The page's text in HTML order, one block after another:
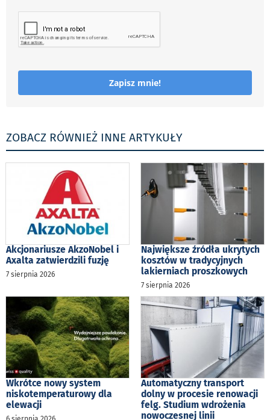
Zapisz mnie!
ZOBACZ RÓWNIEŻ INNE ARTYKUŁY
Akcjonariusze AkzoNobel i
Axalta zatwierdzili fuzję
7 sierpnia 2026
Największe źródła ukrytych
kosztów w tradycyjnych
lakierniach proszkowych
7 sierpnia 2026
Wkrótce nowy system
niskotemperaturowy dla
elewacji
Automatyczny transport
dolny w procesie renowacji
felg. Studium wdrożenia
nowoczesnej linii